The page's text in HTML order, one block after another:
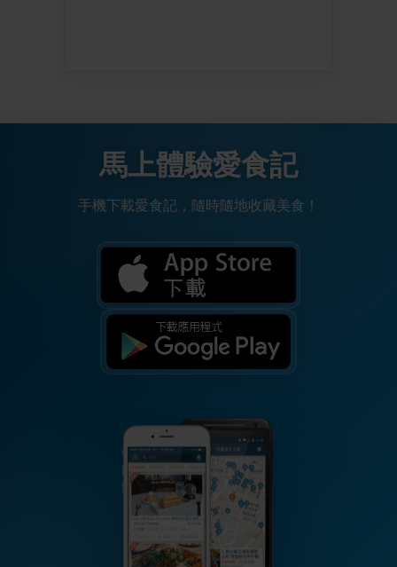
馬上體驗愛食記
手機下載愛食記，隨時隨地收藏美食！